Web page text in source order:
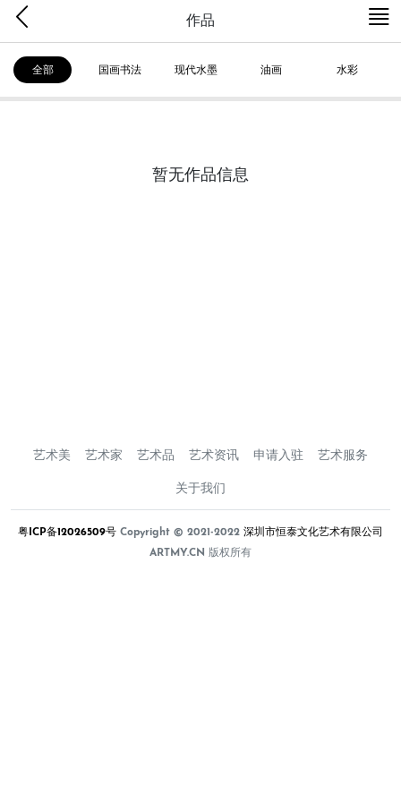
作品
全部 国画书法 现代水墨 油画 水彩
暂无作品信息
艺术美 艺术家 艺术品 艺术资讯 申请入驻 艺术服务
关于我们
粤ICP备12026509号 Copyright © 2021-2022 深圳市恒泰文化艺术有限公司
ARTMY.CN 版权所有